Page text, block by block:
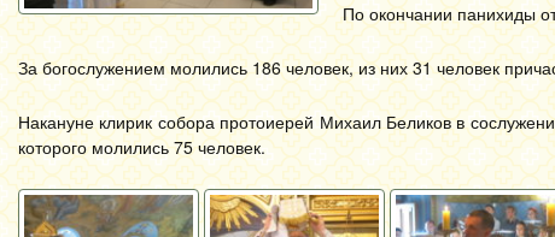
По окончании панихиды
За богослужением молились 186 человек, из них 31 человек
Накануне клирик собора протоиерей Михаил Беликов в
которого молились 75 человек.